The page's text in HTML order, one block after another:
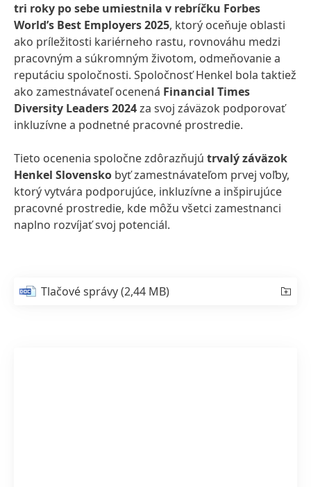
tri roky po sebe umiestnila v rebríčku Forbes
World’s Best Employers 2025, ktorý oceňuje oblasti
ako príležitosti kariérneho rastu, rovnováhu medzi
pracovným a súkromným životom, odmeňovanie a
reputáciu spoločnosti. Spoločnosť Henkel bola taktiež
ako zamestnávateľ ocenená Financial Times
Diversity Leaders 2024za svoj záväzok podporovať
inkluzívne a podnetné pracovné prostredie.
Tieto ocenenia spoločne zdôrazňujú trvalý záväzok
Henkel Slovensko byť zamestnávateľom prvej voľby,
ktorý vytvára podporujúce, inkluzívne a inšpirujúce
pracovné prostredie, kde môžu všetci zamestnanci
naplno rozvíjať svoj potenciál.
Tlačové správy(2,44 MB)